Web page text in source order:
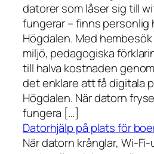
datorer som låser sig till
fungerar – finns personlig
Högdalen. Med
miljö, pedagogiska
till halva kostnaden
det enklare att få digitala
Högdalen. När datorn
fungera […]
Datorhjälp på plats för
När datorn krånglar, Wi-